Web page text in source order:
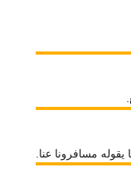
يقوله مسافرونا عنا.